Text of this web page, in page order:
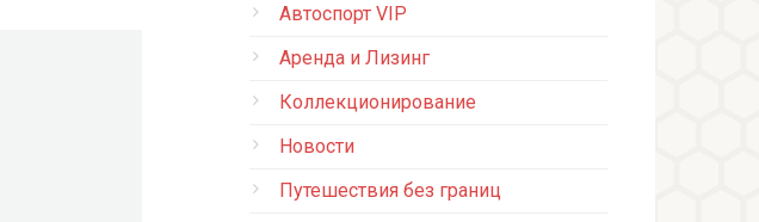
Автоспорт VIP
Аренда и Лизинг
Коллекционирование
Новости
Путешествия без границ